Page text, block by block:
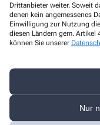
Drittanbieter weiter. Soweit
denen kein angemessenes
Einwilligung zur Nutzung
diesen Ländern gem. Artikel
können Sie unserer
Nur
Frontenhausener
+49-8741968690
+49-87419686966